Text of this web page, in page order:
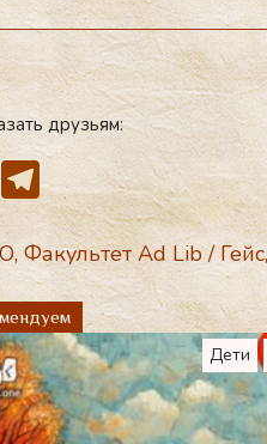
друзьям:
T
el
e
gr
a
m
, Факультет Ad Lib/Гейс
Дети